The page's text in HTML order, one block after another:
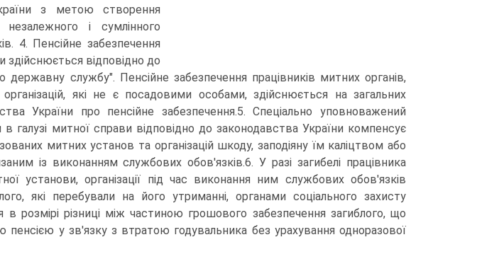
з метою створення
і сумлінного
4. Пенсійне забезпечення
здійснюється відповідно до
службу". Пенсійне забезпечення працівників митних органів,
які не є посадовими особами, здійснюється на загальних
України про пенсійне забезпечення.5. Спеціально уповноважений
галузі митної справи відповідно до законодавства України компенсує
митних установ та організацій шкоду, заподіяну їм каліцтвом або
із виконанням службових обов'язків.6. У разі загибелі працівника
установи, організації під час виконання ним службових обов'язків
які перебували на його утриманні, органами соціального захисту
в розмірі різниці між частиною грошового забезпечення загиблого, що
пенсією у зв'язку з втратою годувальника без урахування одноразової